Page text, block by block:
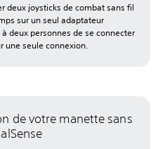
deux joysticks de combat sans fil
sur un seul adaptateur
deux personnes de se connecter
une seule connexion.
de votre manette sans